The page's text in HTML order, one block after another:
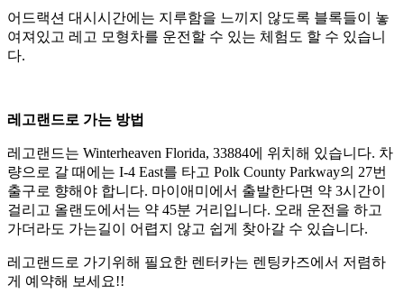
어드랙션 대시시간에는 지루함을 느끼지 않도록 블록들이 놓
여져있고 레고 모형차를 운전할 수 있는 체험도 할 수 있습니
다.
레고랜드로 가는 방법
레고랜드는 Winterheaven Florida, 33884에 위치해 있습니다. 차
량으로 갈 때에는 I-4 East를 타고 Polk County Parkway의 27번
출구로 향해야 합니다. 마이애미에서 출발한다면 약 3시간이
걸리고 올랜도에서는 약 45분 거리입니다. 오래 운전을 하고
가더라도 가는길이 어렵지 않고 쉽게 찾아갈 수 있습니다.
레고랜드로 가기위해 필요한 렌터카는 렌팅카즈에서 저렴하
게 예약해 보세요!!